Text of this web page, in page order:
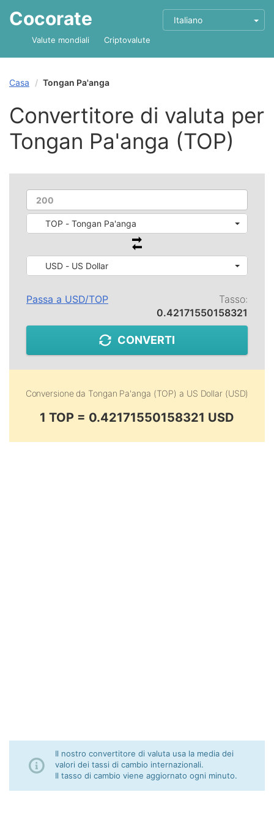
Cocorate Italiano
Valute mondiali Criptovalute
Casa Tongan Pa'anga
Convertitore di valuta per
Tongan Pa'anga (TOP)
TOP - Tongan Pa'anga
USD - US Dollar
Passa a USD/TOP
Tasso:
0.42171550158321
CONVERTI
Conversione da Tongan Pa'anga (TOP) a US Dollar (USD)
1 TOP = 0.42171550158321 USD
Il nostro convertitore di valuta usa la media dei
valori dei tassi di cambio internazionali.
Il tasso di cambio viene aggiornato ogni minuto.